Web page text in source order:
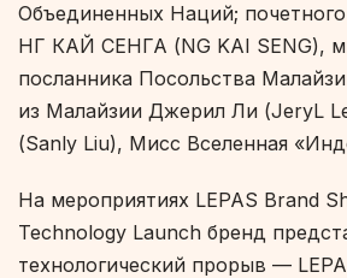
Объединенных Наций; почетного
НГ КАЙ СЕНГА (NG KAI SENG),
посланника Посольства
из Малайзии Джерил Ли (JeryL
(Sanly Liu), Мисс Вселенная
На мероприятиях LEPAS Brand
Technology Launch бренд
технологический прорыв —